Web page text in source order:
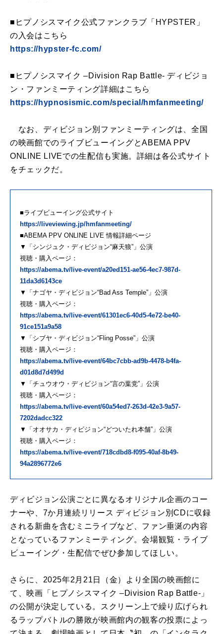
■ヒプノシスマイク公式ファンクラブ「HYPSTER」
の入会はこちら
https://hypster-fc.com/
■ヒプノシスマイク –Division Rap Battle- ディビジョ
ン・ファンミーティング詳細はこちら
https://hypnosismic.com/special/hmfanmeeting/
なお、ディビジョン別ファンミーティングは、全国
の映画館でのライブビューイングとABEMA PPV
ONLINE LIVEでの生配信も実施。詳細は各公式サイト
をチェックだ。
■ライブビューイング公式サイト
https://liveviewing.jp/hmfanmeeting/
■ABEMA PPV ONLINE LIVE 情報詳細ページ
▼「シンジュク・ディビジョン“麻天狼”」公演
視聴・購入ページ：
https://abema.tv/live-event/a20ed151-ae56-4ec7-987d-
11da3d6143ce
▼「ナゴヤ・ディビジョン“Bad Ass Temple”」公演
視聴・購入ページ：
https://abema.tv/live-event/61301ec6-40d5-4e72-be40-
91ce151a9a58
▼「シブヤ・ディビジョン“Fling Posse”」公演
視聴・購入ページ：
https://abema.tv/live-event/64bc7cbb-ad9b-4478-b4fa-
d01d8d7d499d
▼「チュウオウ・ディビジョン“言の葉党”」公演
視聴・購入ページ：
https://abema.tv/live-event/60a54ed7-263d-42e3-9a57-
7202dadcc322
▼「オオサカ・ディビジョン“どついたれ本舗”」公演
視聴・購入ページ：
https://abema.tv/live-event/718cdbd8-f095-40af-8b49-
94a2896772e6
ディビジョン公演ごとに異なるオリジナル企画のコー
ナーや、7か月連続リリース ディビジョン別CDに収録
される新曲を含むミニライブなど、ファン垂涎の内容
となっているファンミーティング。会場観覧・ライブ
ビューイング・生配信でぜひ参加してほしい。
さらに、2025年2月21日（金）より全国の映画館に
て、映画「ヒプノシスマイク –Division Rap Battle-」
の公開が決定している。スクリーン上で繰り広げられ
るラップバトルの勝敗が映画館内の観客の投票によっ